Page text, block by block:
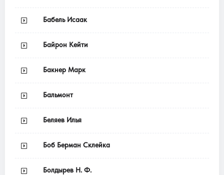
Бабель Исаак
Байрон Кейти
Бакнер Марк
Бальмонт
Беляев Илья
Боб Берман Склейка
Болдырев Н. Ф.